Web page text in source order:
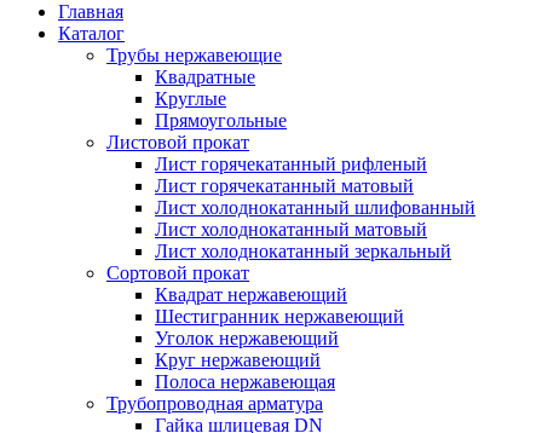
Главная
Каталог
Трубы нержавеющие
Квадратные
Круглые
Прямоугольные
Листовой прокат
Лист горячекатанный рифленый
Лист горячекатанный матовый
Лист холоднокатанный шлифованный
Лист холоднокатанный матовый
Лист холоднокатанный зеркальный
Сортовой прокат
Квадрат нержавеющий
Шестигранник нержавеющий
Уголок нержавеющий
Круг нержавеющий
Полоса нержавеющая
Трубопроводная арматура
Гайка шлицевая DN